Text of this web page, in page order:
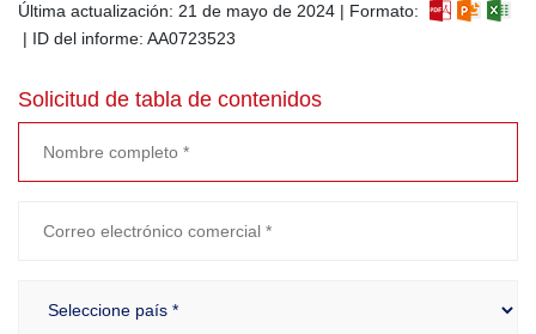
Última actualización: 21 de mayo de 2024 | Formato:
| ID del informe: AA0723523
Solicitud de tabla de contenidos